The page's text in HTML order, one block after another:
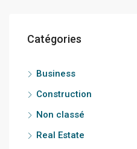
Catégories
Business
Construction
Non classé
Real Estate